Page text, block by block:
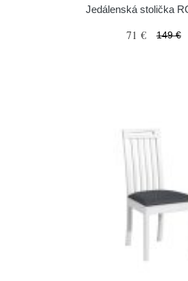
Jedálenská stolička
71 € 149 €